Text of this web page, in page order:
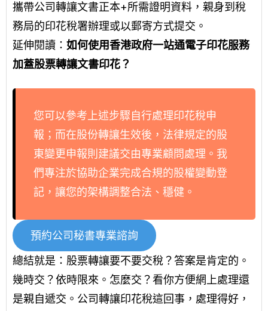
攜帶公司轉讓文書正本+所需證明資料，親身到稅
務局的印花稅署辦理或以郵寄方式提交。
延伸閱讀： 如何使用香港政府一站通電子印花服務
加蓋股票轉讓文書印花？
您可以參考上述步驟自行處理印花稅申
報；而在股份轉讓生效後，法律規定的股
東變更申報則建議交由專業顧問處理。我
們專注於協助企業完成合規的股權變動登
記，讓您的架構調整合法、穩健。
預約公司秘書專業諮詢
總結就是：股票轉讓要不要交稅？答案是肯定的。
幾時交？依時限來。怎麼交？看你方便網上處理還
是親自遞交。公司轉讓印花稅這回事，處理得好，